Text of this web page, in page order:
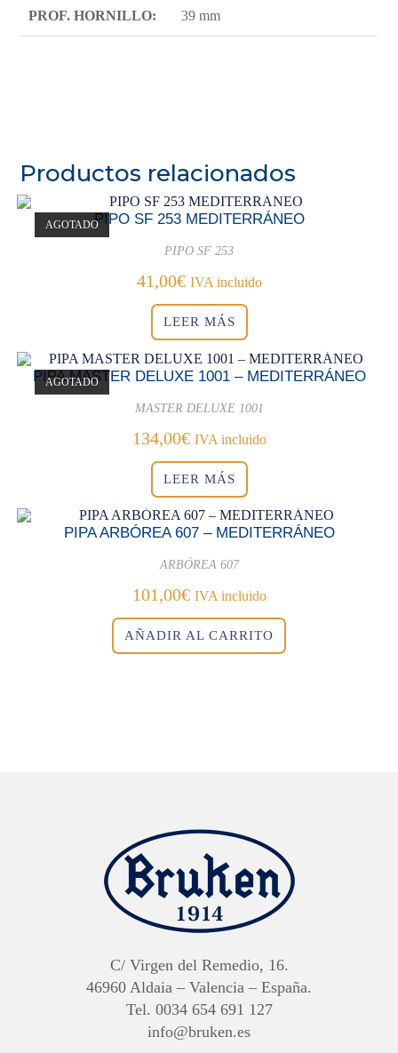
PROF. HORNILLO: 39 mm
Productos relacionados
AGOTADOPIPO SF 253 MEDITERRÁNEO
PIPO SF 253
41,00€ IVA incluido
LEER MÁS
AGOTADO
PIPA MASTER DELUXE 1001 – MEDITERRÁNEO
MASTER DELUXE 1001
134,00€ IVA incluido
LEER MÁS
PIPA ARBÓREA 607 – MEDITERRÁNEO
ARBÓREA 607
101,00€ IVA incluido
AÑADIR AL CARRITO
C/ Virgen del Remedio, 16.
46960 Aldaia – Valencia – España.
Tel. 0034 654 691 127
info@bruken.es